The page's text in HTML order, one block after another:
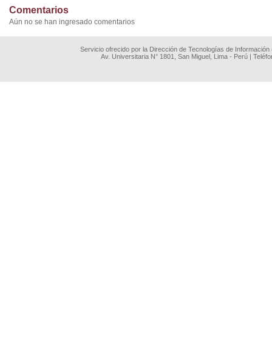
Comentarios
Aún no se han ingresado comentarios
Servicio ofrecido por la Dirección de Tecnologías de
Av. Universitaria N° 1801, San Miguel, Lima - Perú |